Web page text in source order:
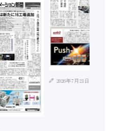
2026年7月21日